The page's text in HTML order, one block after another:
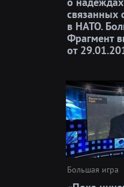
связанных
в НАТО.
Фрагмент
от
Большая игра